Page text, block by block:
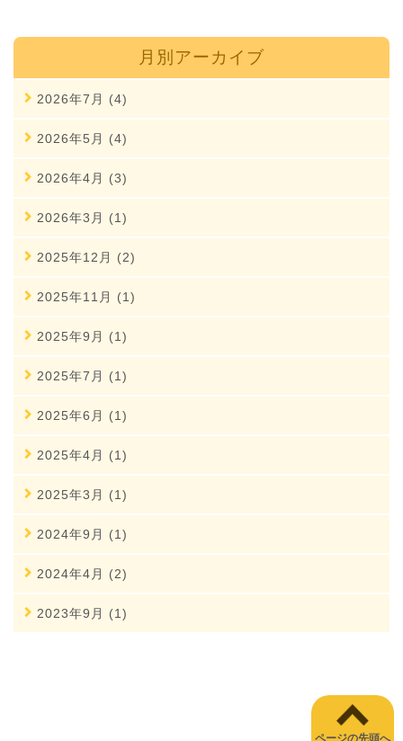
月別アーカイブ
2026年7月 (4)
2026年5月 (4)
2026年4月 (3)
2026年3月 (1)
2025年12月 (2)
2025年11月 (1)
2025年9月 (1)
2025年7月 (1)
2025年6月 (1)
2025年4月 (1)
2025年3月 (1)
2024年9月 (1)
2024年4月 (2)
2023年9月 (1)
ページの先頭へ